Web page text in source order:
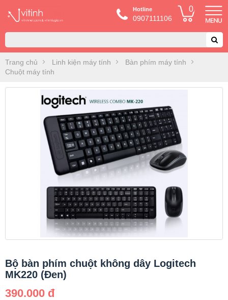
Hotline
0907111106
0
Trang chủ Linh kiện máy tính
Bàn phím máy tính
Chuột máy tính
Bộ bàn phím chuột không dây Logitech
MK220 (Đen)
390.000 đ